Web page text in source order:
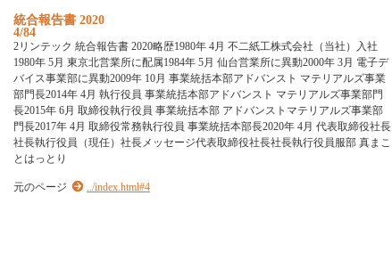
統合報告書 2020
4/84
2リンテック 統合報告書 2020略歴1980年 4月 不二紙工株式会社（当社）入社
1980年 5月 東京北営業所に配属1984年 5月 仙台営業所に異動2000年 3月 電子デ
バイス事業部に異動2009年 10月 事業統括本部アドバンスト マテリアルズ事業
部門長2014年 4月 執行役員 事業統括本部アドバンスト マテリアルズ事業部門
長2015年 6月 取締役執行役員 事業統括本部 アドバンストマテリアルズ事業部
門長2017年 4月 取締役常務執行役員 事業統括本部長2020年 4月 代表取締役社長
社長執行役員（現任）社長メッセージ代表取締役社長社長執行役員服部 真まこ
とはっとり
元のページ ../index.html#4